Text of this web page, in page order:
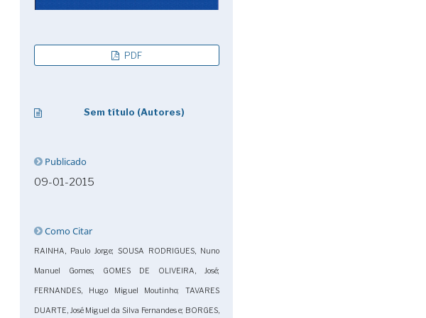
PDF
Sem título (Autores)
Publicado
09-01-2015
Como Citar
RAINHA, Paulo Jorge; SOUSA RODRIGUES, Nuno
Manuel Gomes; GOMES DE OLIVEIRA, José;
FERNANDES, Hugo Miguel Moutinho; TAVARES
DUARTE, José Miguel da Silva Fernandes e; BORGES,